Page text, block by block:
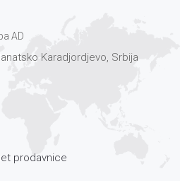
AD
Karadjordjevo, Srbija
prodavnice